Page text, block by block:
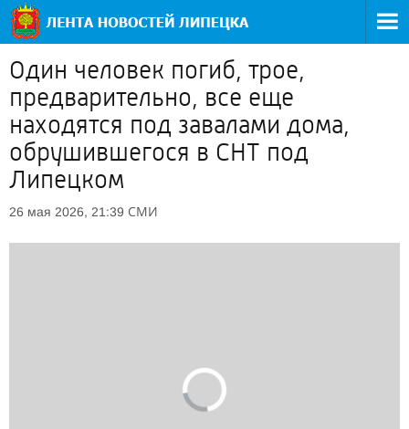
Один человек погиб, трое,
предварительно, все еще
находятся под завалами дома,
обрушившегося в СНТ под
Липецком
26 мая 2026, 21:39 СМИ